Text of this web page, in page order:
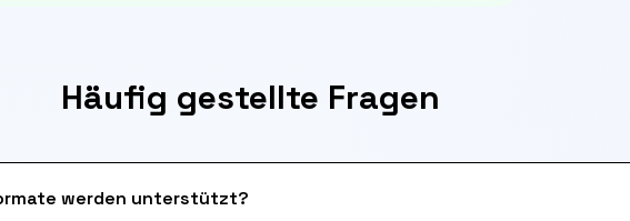
Häufig gestellte Fragen
werden unterstützt?